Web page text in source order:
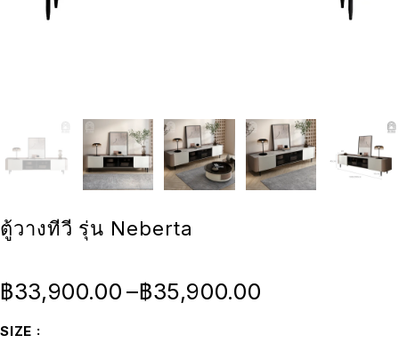
ตู้วางทีวี รุ่น Neberta
฿33,900.00 –฿35,900.00
SIZE